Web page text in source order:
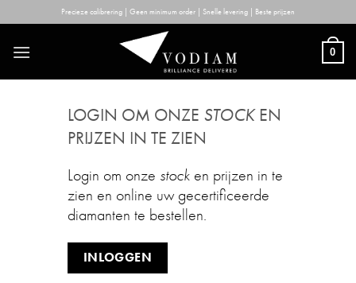
to
content
Precieze calibrering | Geen minimum order | Snelle levering | Beste prijzen
0
LOGIN OM ONZE STOCKEN
PRIJZEN IN TE ZIEN
Login om onze stock en prijzen in te
zien en online uw gecertificeerde
diamanten te bestellen.
INLOGGEN